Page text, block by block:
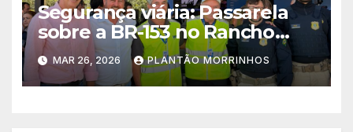
Segurança viária: Passarela
sobre a BR-153 no Rancho
Alegre sairá do papel em 100
dias
MAR 26, 2026 PLANTÃO MORRINHOS